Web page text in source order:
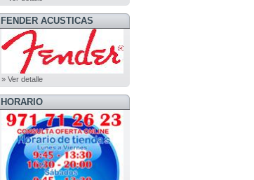
FENDER ACUSTICAS
» Ver detalle
HORARIO